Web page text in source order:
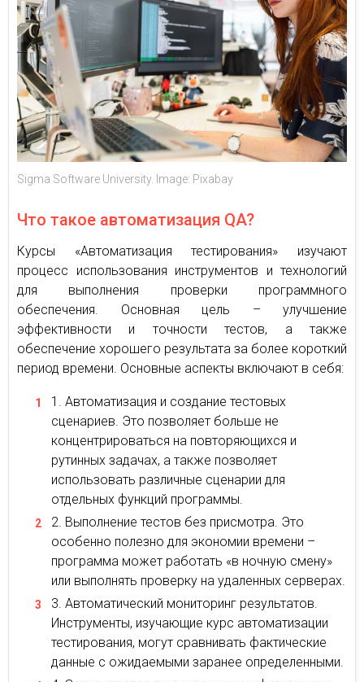
Sigma Software University. Image: Pixabay
Что такое автоматизация QA?
Курсы «Автоматизация тестирования» изучают
процесс использования инструментов и технологий
для выполнения проверки программного
обеспечения. Основная цель – улучшение
эффективности и точности тестов, а также
обеспечение хорошего результата за более короткий
период времени. Основные аспекты включают в себя:
Автоматизация и создание тестовых
сценариев. Это позволяет больше не
концентрироваться на повторяющихся и
рутинных задачах, а также позволяет
использовать различные сценарии для
отдельных функций программы.
Выполнение тестов без присмотра. Это
особенно полезно для экономии времени –
программа может работать «в ночную смену»
или выполнять проверку на удаленных серверах.
Автоматический мониторинг результатов.
Инструменты, изучающие курс автоматизации
тестирования, могут сравнивать фактические
данные с ожидаемыми заранее определенными.